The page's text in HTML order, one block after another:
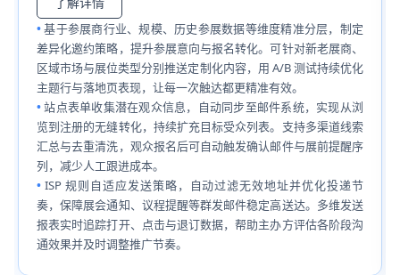
基于参展商行业、规模、历史参展数据等维度精准分层，制定
差异化邀约策略，提升参展意向与报名转化。可针对新老展商、
区域市场与展位类型分别推送定制化内容，用 A/B 测试持续优化
主题行与落地页表现，让每一次触达都更精准有效。
站点表单收集潜在观众信息，自动同步至邮件系统，实现从浏
览到注册的无缝转化，持续扩充目标受众列表。支持多渠道线索
汇总与去重清洗，观众报名后可自动触发确认邮件与展前提醒序
列，减少人工跟进成本。
ISP 规则自适应发送策略，自动过滤无效地址并优化投递节
奏，保障展会通知、议程提醒等群发邮件稳定高送达。多维发送
报表实时追踪打开、点击与退订数据，帮助主办方评估各阶段沟
通效果并及时调整推广节奏。